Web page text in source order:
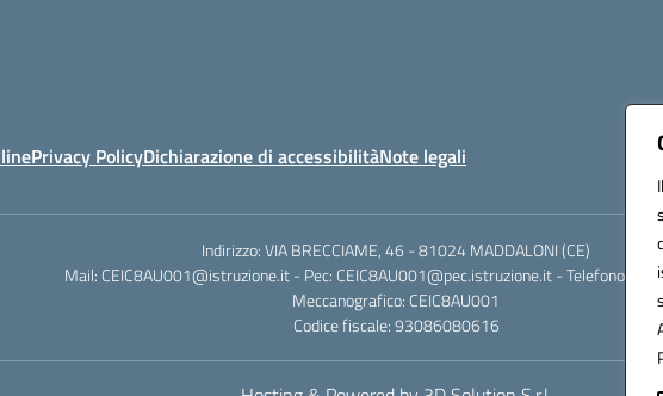
Privacy PolicyDichiarazione di accessibilitàNote legali
Indirizzo: VIA BRECCIAME, 46 - 81024 MADDALONI (CE)
Mail: CEIC8AU001@istruzione.it - Pec: CEIC8AU001@pec.istruzione.it - Telefono:
Meccanografico: CEIC8AU001
Codice fiscale: 93086080616